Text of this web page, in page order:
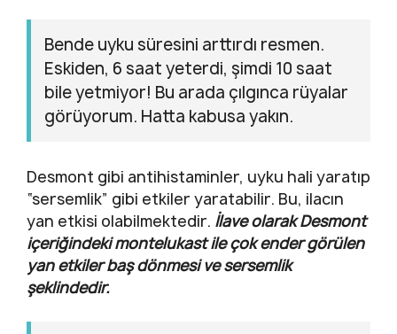
Bende uyku süresini arttırdı resmen.
Eskiden, 6 saat yeterdi, şimdi 10 saat
bile yetmiyor! Bu arada çılgınca rüyalar
görüyorum. Hatta kabusa yakın.
Desmont gibi antihistaminler, uyku hali yaratıp
“sersemlik” gibi etkiler yaratabilir. Bu, ilacın
yan etkisi olabilmektedir. İlave olarak Desmont
içeriğindeki montelukast ile çok ender görülen
yan etkiler baş dönmesi ve sersemlik
şeklindedir.